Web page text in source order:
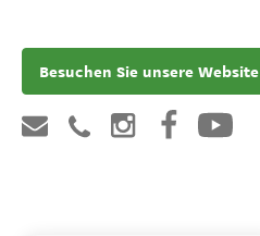
Besuchen Sie unsere Website